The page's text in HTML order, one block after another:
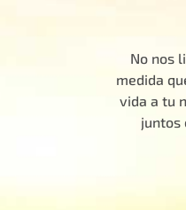
No nos
medida
vida a tu
juntos